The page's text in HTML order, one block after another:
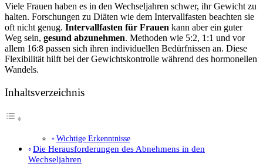
Viele Frauen haben es in den Wechseljahren schwer, ihr Gewicht zu
halten. Forschungen zu Diäten wie dem Intervallfasten beachten sie
oft nicht genug. Intervallfasten für Frauen kann aber ein guter
Weg sein, gesund abzunehmen. Methoden wie 5:2, 1:1 und vor
allem 16:8 passen sich ihren individuellen Bedürfnissen an. Diese
Flexibilität hilft bei der Gewichtskontrolle während des hormonellen
Wandels.
Inhaltsverzeichnis
Wichtige Erkenntnisse
Die Herausforderungen des Abnehmens in den
Wechseljahren